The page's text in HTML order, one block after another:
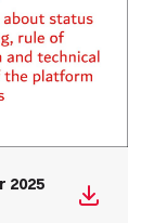
2025